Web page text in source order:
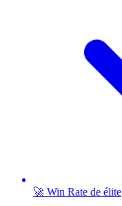
🚀 Win Rate de élite